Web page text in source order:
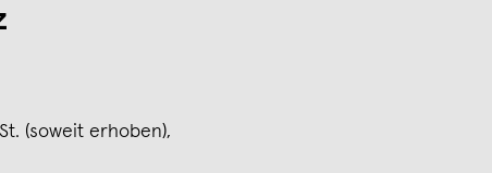
(soweit erhoben),